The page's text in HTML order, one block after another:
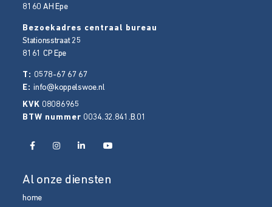
8160 AH Epe
Bezoekadres centraal bureau
Stationsstraat 25
8161 CPEpe
T: 0578-67 67 67
E:info@koppelswoe.nl
KVK 08086965
BTW nummer 0034.32.841.B.01
Al onze diensten
home